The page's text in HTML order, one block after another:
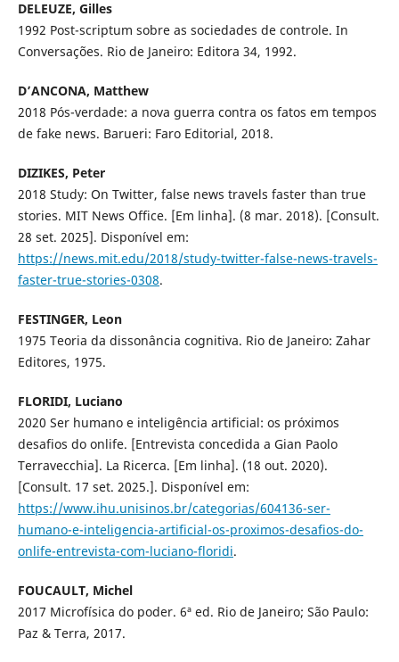
DELEUZE, Gilles
1992 Post-scriptum sobre as sociedades de controle. In
Conversações. Rio de Janeiro: Editora 34, 1992.
D’ANCONA, Matthew
2018 Pós-verdade: a nova guerra contra os fatos em tempos
de fake news. Barueri: Faro Editorial, 2018.
DIZIKES, Peter
2018 Study: On Twitter, false news travels faster than true
stories. MIT News Office. [Em linha]. (8 mar. 2018). [Consult.
28 set. 2025]. Disponível em:
https://news.mit.edu/2018/study-twitter-false-news-travels-
faster-true-stories-0308.
FESTINGER, Leon
1975 Teoria da dissonância cognitiva. Rio de Janeiro: Zahar
Editores, 1975.
FLORIDI, Luciano
2020 Ser humano e inteligência artificial: os próximos
desafios do onlife. [Entrevista concedida a Gian Paolo
Terravecchia]. La Ricerca. [Em linha]. (18 out. 2020).
[Consult. 17 set. 2025.]. Disponível em:
https://www.ihu.unisinos.br/categorias/604136-ser-
humano-e-inteligencia-artificial-os-proximos-desafios-do-
onlife-entrevista-com-luciano-floridi.
FOUCAULT, Michel
2017 Microfísica do poder. 6ª ed. Rio de Janeiro; São Paulo:
Paz & Terra, 2017.